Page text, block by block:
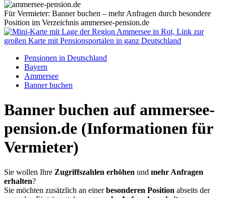
Für Vermieter: Banner buchen – mehr Anfragen durch besondere
Position im Verzeichnis ammersee-pension.de
Pensionen in Deutschland
Bayern
Ammersee
Banner buchen
Banner buchen auf ammersee-
pension.de (Informationen für
Vermieter)
Sie wollen Ihre Zugriffszahlen erhöhen und mehr Anfragen
erhalten?
Sie möchten zusätzlich an einerbesonderen Position abseits der